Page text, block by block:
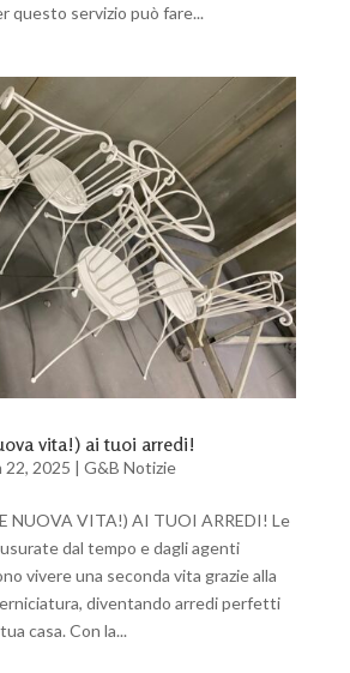
questo servizio può fare...
vita!) ai tuoi arredi!
22, 2025 | G&B Notizie
NUOVA VITA!) AI TUOI ARREDI! Le
dal tempo e dagli agenti
vivere una seconda vita grazie alla
diventando arredi perfetti
casa. Con la...